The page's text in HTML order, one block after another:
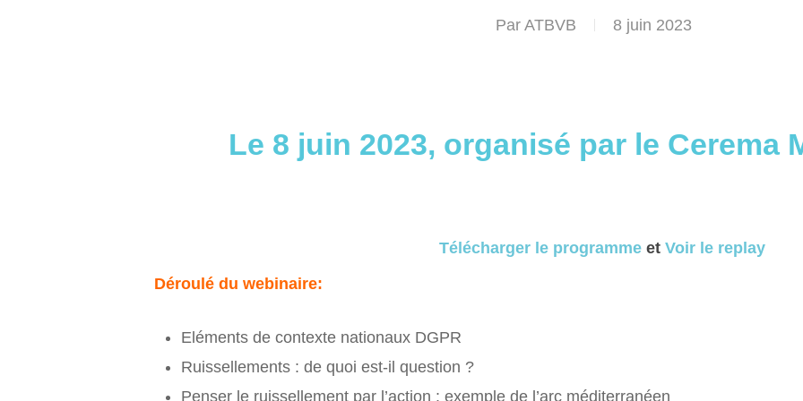
Par ATBVB 8 juin 2023
Le 8 juin 2023, organisé par le Cerema
Télécharger le programme et Voir le replay
Déroulé du webinaire:
Eléments de contexte nationaux DGPR
Ruissellements : de quoi est-il question ?
Penser le ruissellement par l’action : exemple de l’arc méditerranéen